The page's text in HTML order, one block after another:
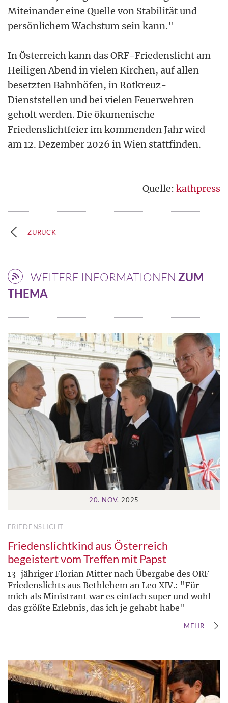
Miteinander eine Quelle von Stabilität und
persönlichem Wachstum sein kann."
In Österreich kann das ORF-Friedenslicht am
Heiligen Abend in vielen Kirchen, auf allen
besetzten Bahnhöfen, in Rotkreuz-
Dienststellen und bei vielen Feuerwehren
geholt werden. Die ökumenische
Friedenslichtfeier im kommenden Jahr wird
am 12. Dezember 2026 in Wien stattfinden.
Quelle: kathpress
ZURÜCK
WEITERE INFORMATIONEN ZUM
THEMA
20. NOV. 2025
FRIEDENSLICHT
Friedenslichtkind aus Österreich
begeistert vom Treffen mit Papst
13-jähriger Florian Mitter nach Übergabe des ORF-
Friedenslichts aus Bethlehem an Leo XIV.: "Für
mich als Ministrant war es einfach super und wohl
das größte Erlebnis, das ich je gehabt habe"
MEHR